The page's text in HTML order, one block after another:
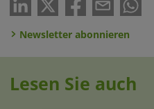
Newsletter abonnieren
Lesen Sie auch